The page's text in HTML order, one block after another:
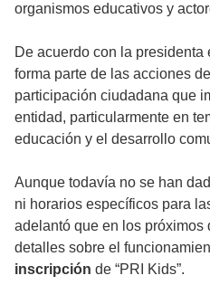
organismos educativos y
De acuerdo con la presidenta
forma parte de las acciones
participación ciudadana que
entidad, particularmente en
educación y el desarrollo
Aunque todavía no se han
ni horarios específicos para
adelantó que en los próximos
detalles sobre el
inscripción de “PRI Kids”.